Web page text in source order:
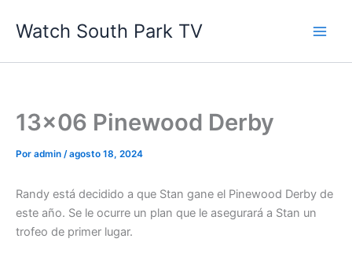
Watch South Park TV
13×06 Pinewood Derby
Por admin /agosto 18, 2024
Randy está decidido a que Stan gane el Pinewood Derby de
este año. Se le ocurre un plan que le asegurará a Stan un
trofeo de primer lugar.